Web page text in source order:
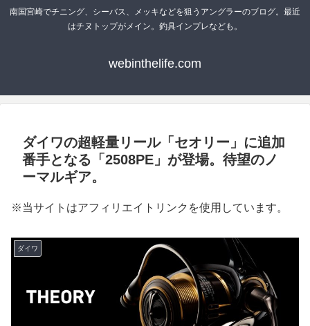
南国宮崎でチニング、シーバス、メッキなどを狙うアングラーのブログ。最近
はチヌトップがメイン。釣具インプレなども。
webinthelife.com
ダイワの超軽量リール「セオリー」に追加
番手となる「2508PE」が登場。待望のノ
ーマルギア。
※当サイトはアフィリエイトリンクを使用しています。
ダイワ